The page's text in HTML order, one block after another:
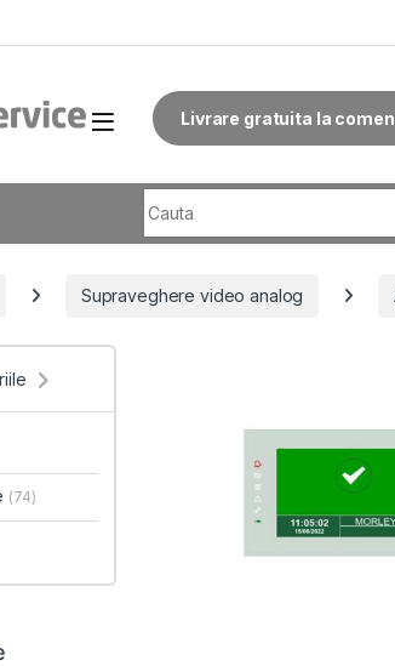
Livrare gratuita la
Supraveghere video analog
(74)